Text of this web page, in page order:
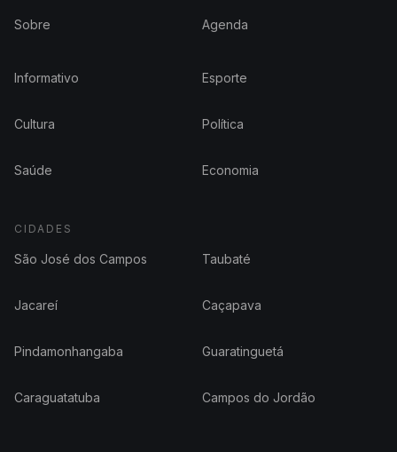
Sobre Agenda
Informativo Esporte
Cultura Política
Saúde Economia
CIDADES
São José dos Campos Taubaté
Jacareí Caçapava
Pindamonhangaba Guaratinguetá
Caraguatatuba Campos do Jordão